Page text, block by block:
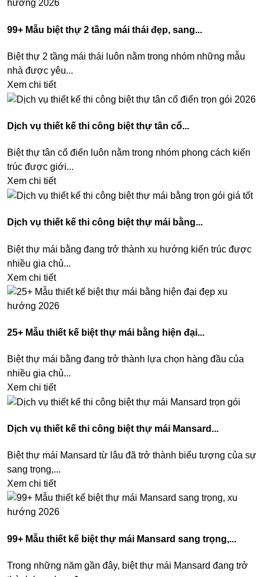
99+ Mẫu biệt thự 2 tầng mái thái đẹp, sang...
Biệt thự 2 tầng mái thái luôn nằm trong nhóm những mẫu
nhà được yêu...
Xem chi tiết
Dịch vụ thiết kế thi công biệt thự tân cổ...
Biệt thự tân cổ điển luôn nằm trong nhóm phong cách kiến
trúc được giới...
Xem chi tiết
Dịch vụ thiết kế thi công biệt thự mái bằng...
Biệt thự mái bằng đang trở thành xu hướng kiến trúc được
nhiều gia chủ...
Xem chi tiết
25+ Mẫu thiết kế biệt thự mái bằng hiện đại...
Biệt thự mái bằng đang trở thành lựa chọn hàng đầu của
nhiều gia chủ...
Xem chi tiết
Dịch vụ thiết kế thi công biệt thự mái Mansard...
Biệt thự mái Mansard từ lâu đã trở thành biểu tượng của sự
sang trọng,...
Xem chi tiết
99+ Mẫu thiết kế biệt thự mái Mansard sang trọng,...
Trong những năm gần đây, biệt thự mái Mansard đang trở